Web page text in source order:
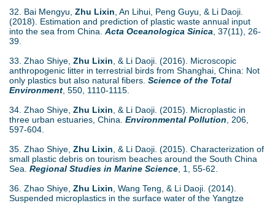
32. Bai Mengyu, Zhu Lixin , An Lihui, Peng Guyu, & Li Daoji.
(2018). Estimation and prediction of plastic waste annual input
into the sea from China. Acta Oceanologica Sinica , 37(11), 26-
39.
33. Zhao Shiye, Zhu Lixin , & Li Daoji. (2016). Microscopic
anthropogenic litter in terrestrial birds from Shanghai, China: Not
only plastics but also natural fibers. Science of the Total
Environment , 550, 1110-1115.
34. Zhao Shiye, Zhu Lixin , & Li Daoji. (2015). Microplastic in
three urban estuaries, China. Environmental Pollution , 206,
597-604.
35. Zhao Shiye, Zhu Lixin , & Li Daoji. (2015). Characterization of
small plastic debris on tourism beaches around the South China
Sea. Regional Studies in Marine Science , 1, 55-62.
36. Zhao Shiye, Zhu Lixin , Wang Teng, & Li Daoji. (2014).
Suspended microplastics in the surface water of the Yangtze